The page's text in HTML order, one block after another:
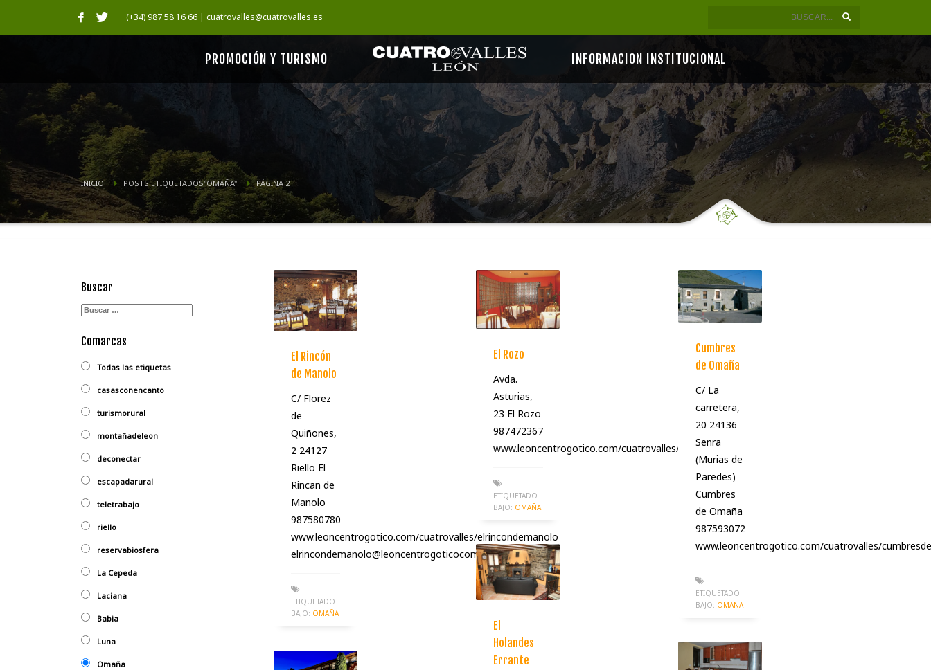
(+34) 987 58 16 66 | cuatrovalles@cuatrovalles.es
PROMOCIÓN Y TURISMO INFORMACION INSTITUCIONAL
INICIO POSTS ETIQUETADOS"OMAÑA" PÁGINA 2
El Rincón
de Manolo
C/ Florez
de
Quiñones,
2 24127
Riello El
Rincan de
Manolo
987580780
www.leoncentrogotico.com/cuatrovalles/elrincondemanolo
elrincondemanolo@leoncentrogoticocom/cuatrovalles
ETIQUETADO
BAJO: OMAÑA
El Rozo
Avda.
Asturias,
23 El Rozo
987472367
www.leoncentrogotico.com/cuatrovalles/
ETIQUETADO
BAJO: OMAÑA
Cumbres
de Omaña
C/ La
carretera,
20 24136
Senra
(Murias de
Paredes)
Cumbres
de Omaña
987593072
www.leoncentrogotico.com/cuatrovalles/
ETIQUETADO
BAJO: OMAÑA
El
Holandes
Errante
Buscar
Comarcas
Todas las etiquetas
casasconencanto
turismorural
montañadeleon
deconectar
escapadarural
teletrabajo
riello
reservabiosfera
La Cepeda
Laciana
Babia
Luna
Omaña